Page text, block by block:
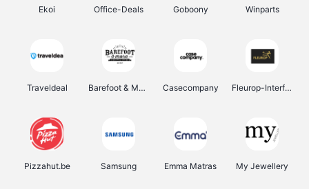
Ekoi Office-Deals Goboony Winparts
Traveldeal Barefoot & More Casecompany Fleurop-Interflora
Pizzahut.be Samsung Emma Matras My Jewellery